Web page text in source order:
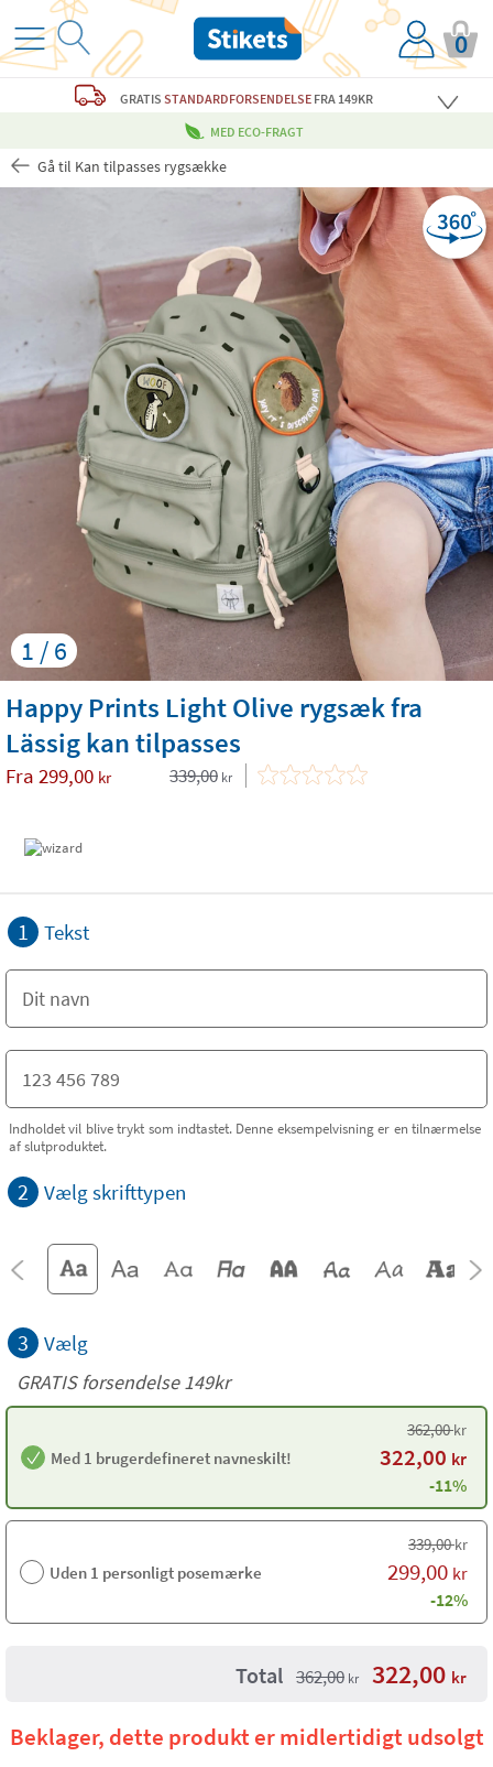
0
GRATISSTANDARDFORSENDELSE FRA 149KR
MED ECO-FRAGT
Gå til Kan tilpasses rygsække
1 / 6
Happy Prints Light Olive rygsæk fra
Lässig kan tilpasses
Fra 299,00 kr 339,00 kr
1 Tekst
Indholdet vil blive trykt som indtastet. Denne eksempelvisning er en tilnærmelse
af slutproduktet.
2 Vælg skrifttypen
3 Vælg
GRATIS forsendelse 149kr
Med 1 brugerdefineret navneskilt!
362,00kr
322,00 kr
-11%
Uden 1 personligt posemærke
339,00kr
299,00 kr
-12%
Total 362,00 kr 322,00 kr
Beklager, dette produkt er midlertidigt udsolgt